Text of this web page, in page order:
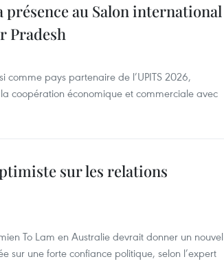
présence au Salon international
Pradesh
comme pays partenaire de l’UPITS 2026,
coopération économique et commerciale avec
sur les relations
To Lam en Australie devrait donner un nouvel
sur une forte confiance politique, selon l’expert